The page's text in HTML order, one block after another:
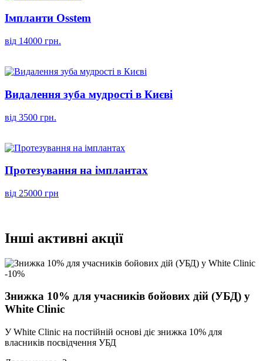
Імпланти Osstem
від 14000 грн.
Видалення зуба мудрості в Києві
від 3500 грн.
Протезування на імплантах
від 25000 грн
Інші активні акції
-10%
Знижка 10% для учасників бойових дій (УБД) у
White Clinic
У White Clinic на постійній основі діє знижка 10% для
власників посвідчення УБД